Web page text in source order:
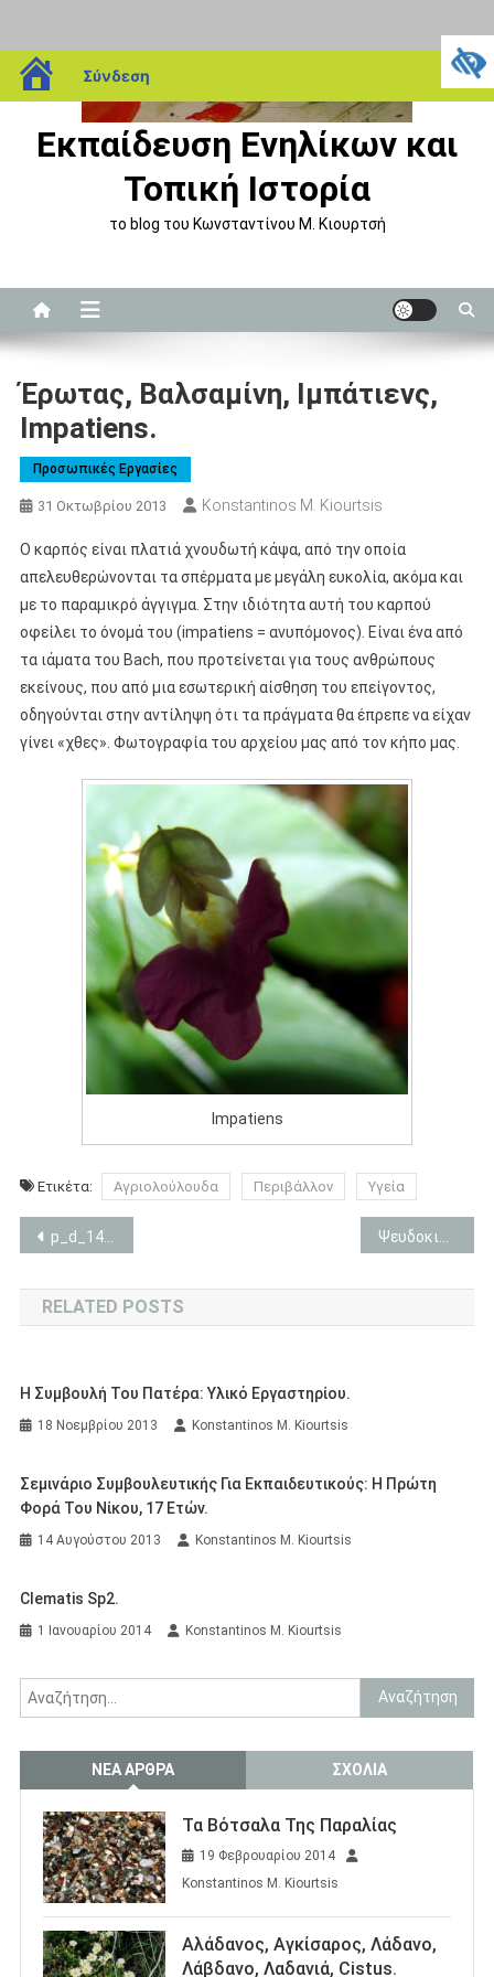
blogs.sch.gr
Σύνδεση
Μεταπηδήστε
στο
Εκπαίδευση Ενηλίκων και
Τοπική Ιστορία
το blog του Κωνσταντίνου Μ. Κιουρτσή
Έρωτας, Βαλσαμίνη, Ιμπάτιενς,
Impatiens.
Προσωπικές Εργασίες
31 Οκτωβρίου 2013 Konstantinos M. Kiourtsis
Ο καρπός είναι πλατιά χνουδωτή κάψα, από την οποία
απελευθερώνονται τα σπέρματα με μεγάλη ευκολία, ακόμα και
με το παραμικρό άγγιγμα. Στην ιδιότητα αυτή του καρπού
οφείλει το όνομά του (impatiens = ανυπόμονος). Είναι ένα από
τα ιάματα του Bach, που προτείνεται για τους ανθρώπους
εκείνους, που από μια εσωτερική αίσθηση του επείγοντος,
οδηγούνται στην αντίληψη ότι τα πράγματα θα έπρεπε να είχαν
γίνει «χθες». Φωτογραφία του αρχείου μας από τον κήπο μας.
Impatiens
Ετικέτα: Αγριολούλουδα Περιβάλλον Υγεία
Πλοήγηση
άρθρων
p_d_14 Προσωπική Διαδρομή
RELATED POSTS
Η Συμβουλή Του Πατέρα: Υλικό Εργαστηρίου.
18 Νοεμβρίου 2013 Konstantinos M. Kiourtsis
Σεμινάριο Συμβουλευτικής Για Εκπαιδευτικούς: Η Πρώτη
Φορά Του Νίκου, 17 Ετών.
14 Αυγούστου 2013 Konstantinos M. Kiourtsis
Clematis Sp2.
1 Ιανουαρίου 2014 Konstantinos M. Kiourtsis
Αναζήτηση
για:
ΝΈΑ ΆΡΘΡΑ ΣΧΌΛΙΑ
Τα Βότσαλα Της Παραλίας
19 Φεβρουαρίου 2014
Konstantinos M. Kiourtsis
Αλάδανος, Αγκίσαρος, Λάδανο,
Λάβδανο, Λαδανιά, Cistus.